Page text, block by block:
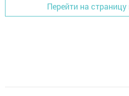
Перейти на страницу